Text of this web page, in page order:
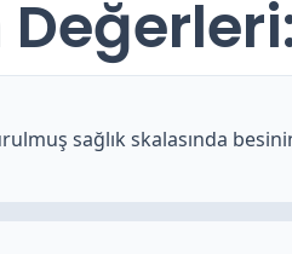
sağlık skalasında